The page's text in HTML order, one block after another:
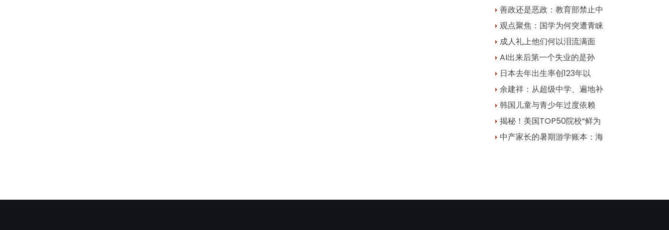
善政还是恶政：教育部禁止中
观点聚焦：国学为何突遭青睐
成人礼上他们何以泪流满面
AI出来后第一个失业的是孙
日本去年出生率创123年以
余建祥：从超级中学、遍地补
韩国儿童与青少年过度依赖
揭秘！美国TOP50院校“鲜为
中产家长的暑期游学账本：海